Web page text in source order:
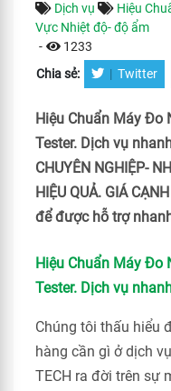
Dịch vụ Hiệu
Vực Nhiệt độ- độ ẩm
-
1233
Chia sẻ: | Twitter
Hiệu Chuẩn Máy Đo
Tester. Dịch vụ
CHUYÊN NGHIỆP-
HIỆU QUẢ. GIÁ
để được hỗ trợ
Hiệu Chuẩn Máy Đo
Tester. Dịch vụ
Chúng tôi thấu hiểu
hàng cần gì ở dịch
TECH ra đời trên sự